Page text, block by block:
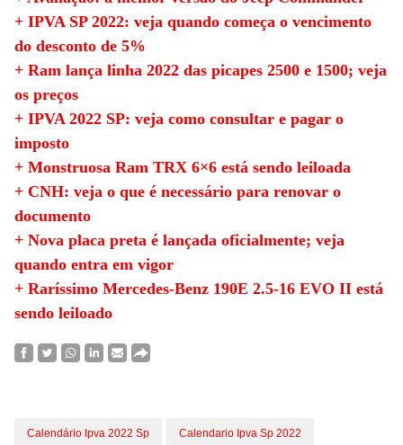
+ IPVA SP 2022: veja quando começa o vencimento
do desconto de 5%
+ Ram lança linha 2022 das picapes 2500 e 1500; veja
os preços
+ IPVA 2022 SP: veja como consultar e pagar o
imposto
+ Monstruosa Ram TRX 6×6 está sendo leiloada
+ CNH: veja o que é necessário para renovar o
documento
+ Nova placa preta é lançada oficialmente; veja
quando entra em vigor
+ Raríssimo Mercedes-Benz 190E 2.5-16 EVO II está
sendo leiloado
Calendário Ipva 2022 Sp Calendario Ipva Sp 2022